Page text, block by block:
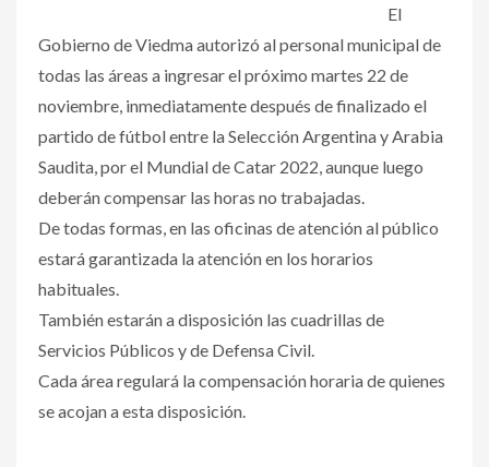
El
Gobierno de Viedma autorizó al personal municipal de
todas las áreas a ingresar el próximo martes 22 de
noviembre, inmediatamente después de finalizado el
partido de fútbol entre la Selección Argentina y Arabia
Saudita, por el Mundial de Catar 2022, aunque luego
deberán compensar las horas no trabajadas.
De todas formas, en las oficinas de atención al público
estará garantizada la atención en los horarios
habituales.
También estarán a disposición las cuadrillas de
Servicios Públicos y de Defensa Civil.
Cada área regulará la compensación horaria de quienes
se acojan a esta disposición.